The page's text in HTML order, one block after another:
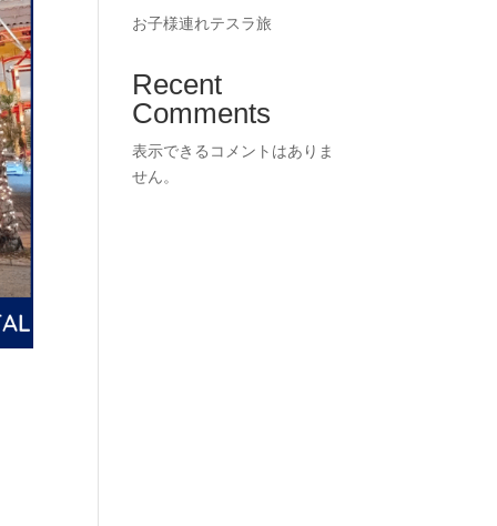
お子様連れテスラ旅
Recent
Comments
表示できるコメントはありま
せん。